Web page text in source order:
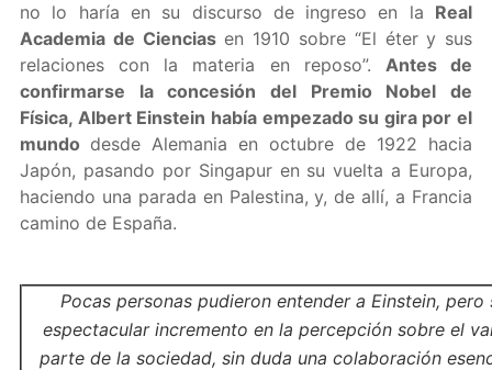
no lo haría en su discurso de ingreso en la Real
Academia de Cienciasen 1910 sobre “El éter y sus
relaciones con la materia en reposo”. Antes de
confirmarse la concesión del Premio Nobel de
Física, Albert Einstein había empezado su gira por el
mundo desde Alemania en octubre de 1922 hacia
Japón, pasando por Singapur en su vuelta a Europa,
haciendo una parada en Palestina, y, de allí, a Francia
camino de España.
Pocas personas pudieron entender a Einstein, pero
espectacular incremento en la percepción sobre el
parte de la sociedad, sin duda una colaboración